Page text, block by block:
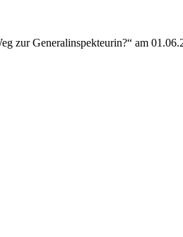
zur Generalinspekteurin?“ am